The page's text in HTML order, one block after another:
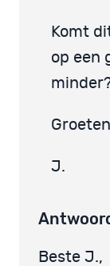
Komt
op een
J.
Beste J.,